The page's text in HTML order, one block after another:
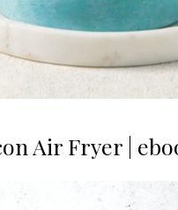
Air Fryer |